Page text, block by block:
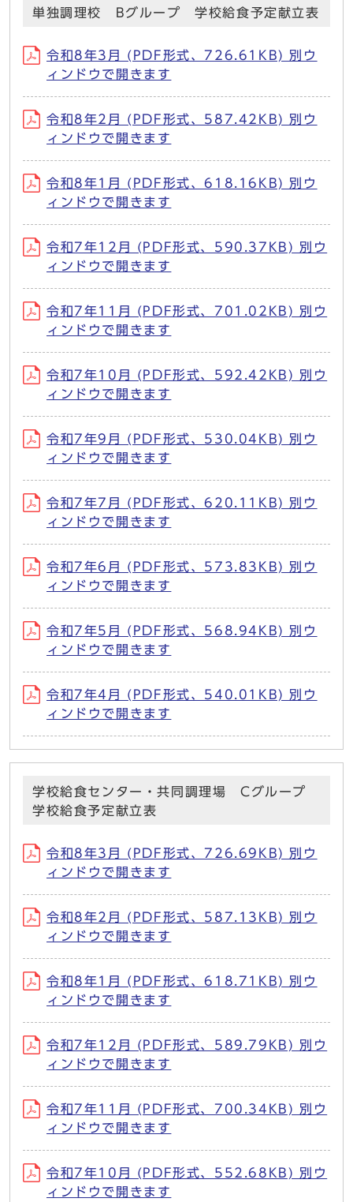
単独調理校 Bグループ 学校給食予定献立表
令和8年3月 (PDF形式、726.61KB) 別ウ
ィンドウで開きます
令和8年2月 (PDF形式、587.42KB) 別ウ
ィンドウで開きます
令和8年1月 (PDF形式、618.16KB) 別ウ
ィンドウで開きます
令和7年12月 (PDF形式、590.37KB) 別ウ
ィンドウで開きます
令和7年11月 (PDF形式、701.02KB) 別ウ
ィンドウで開きます
令和7年10月 (PDF形式、592.42KB) 別ウ
ィンドウで開きます
令和7年9月 (PDF形式、530.04KB) 別ウ
ィンドウで開きます
令和7年7月 (PDF形式、620.11KB) 別ウ
ィンドウで開きます
令和7年6月 (PDF形式、573.83KB) 別ウ
ィンドウで開きます
令和7年5月 (PDF形式、568.94KB) 別ウ
ィンドウで開きます
令和7年4月 (PDF形式、540.01KB) 別ウ
ィンドウで開きます
学校給食センター・共同調理場 Cグループ
学校給食予定献立表
令和8年3月 (PDF形式、726.69KB) 別ウ
ィンドウで開きます
令和8年2月 (PDF形式、587.13KB) 別ウ
ィンドウで開きます
令和8年1月 (PDF形式、618.71KB) 別ウ
ィンドウで開きます
令和7年12月 (PDF形式、589.79KB) 別ウ
ィンドウで開きます
令和7年11月 (PDF形式、700.34KB) 別ウ
ィンドウで開きます
令和7年10月 (PDF形式、552.68KB) 別ウ
ィンドウで開きます